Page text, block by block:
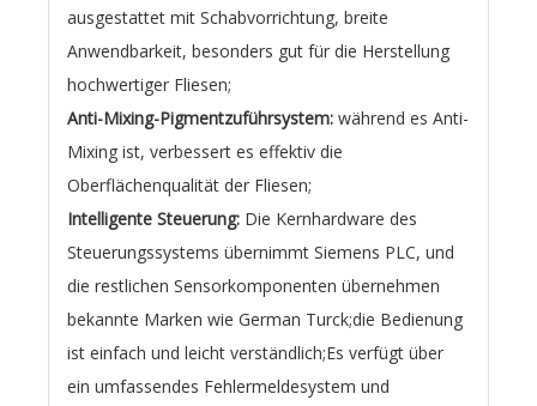
ausgestattet mit Schabvorrichtung, breite
Anwendbarkeit, besonders gut für die Herstellung
hochwertiger Fliesen;
Anti-Mixing-Pigmentzuführsystem: während es Anti-
Mixing ist, verbessert es effektiv die
Oberflächenqualität der Fliesen;
Intelligente Steuerung: Die Kernhardware des
Steuerungssystems übernimmt Siemens PLC, und
die restlichen Sensorkomponenten übernehmen
bekannte Marken wie German Turck;die Bedienung
ist einfach und leicht verständlich;Es verfügt über
ein umfassendes Fehlermeldesystem und